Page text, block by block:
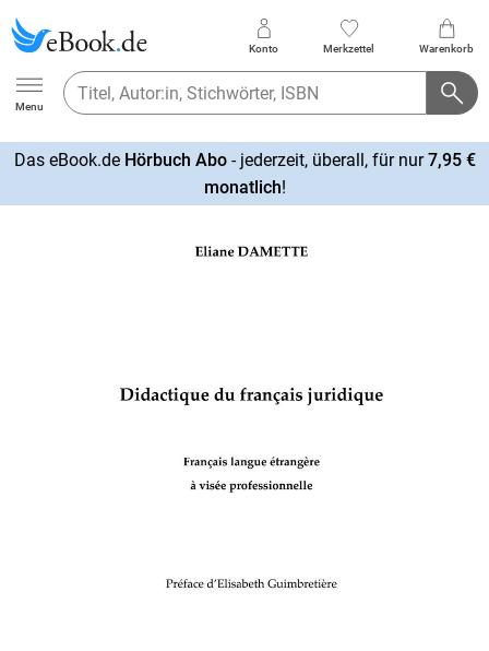
Ebook.de
Menu
Konto Merkzettel Warenkorb
Das eBook.de Hörbuch Abo- jederzeit, überall, für nur7,95 €
monatlich!